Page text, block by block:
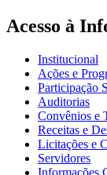
Acesso à
Institucional
Ações e
Participação
Auditorias
Convênios e
Receitas e
Licitações e
Servidores
Informações